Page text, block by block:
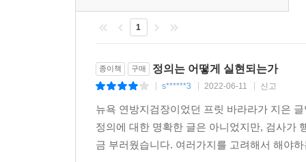
훼손된다는 것이다. 이들은 사법체계를 진실에
그치지 않는다. 이는 성숙하고 분별력 있는 사람
것이다. 이 책은 단지 법만 다루지 않는다. 이 책
결정적이기 때문이다.
공정하고 효과적인 처벌이라는 도덕적 난제는 형
1
종이책 구매 정의는 어떻게 실현되는가
s******3 2022-06-11 신고
뉴욕 연방지검장이었던 프릿 바라라가 지은
정의에 대한 명확한 글은 아니었지만, 검사가
금 부러웠습니다. 여러가지를 고려해서 해야